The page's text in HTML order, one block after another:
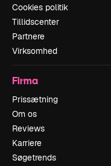
Cookies politik
Tillidscenter
Partnere
Virksomhed
Firma
Prissætning
Om os
Reviews
Karriere
Søgetrends